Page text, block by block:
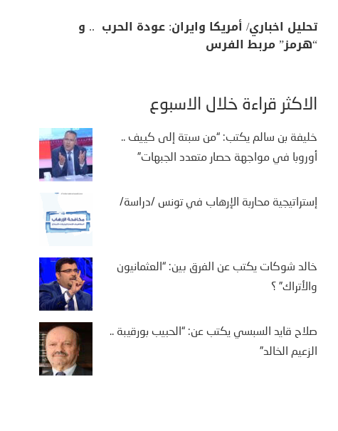
تحليل اخباري/ أمريكا وايران: عودة الحرب .. و
“هرمز” مربط الفرس
الأكثر قراءة خلال الأسبوع
خليفة بن سالم يكتب: “من سبتة إلى كييف ..
أوروبا في مواجهة حصار متعدد الجبهات”
إستراتيجية محاربة الإرهاب في تونس /دراسة/
خالد شوكات يكتب عن الفرق بين: “العثمانيون
والأتراك” ؟
صلاح قايد السبسي يكتب عن: “الحبيب بورقيبة ..
الزعيم الخالد”